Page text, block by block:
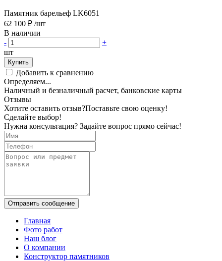
Памятник барельеф LK6051
62 100 ₽ /шт
В наличии
-
+
шт
Купить
Добавить к сравнению
Определяем...
Наличный и безналичный расчет, банковские карты
Отзывы
Хотите оставить отзыв?Поставьте свою оценку!
Сделайте выбор!
Нужна консультация? Задайте вопрос прямо сейчас!
Отправить сообщение
Главная
Фото работ
Наш блог
О компании
Конструктор памятников